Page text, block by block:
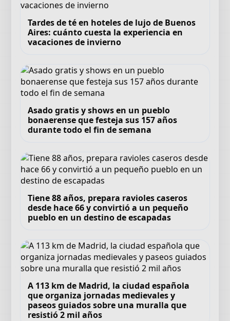
Tardes de té en hoteles de lujo de Buenos
Aires: cuánto cuesta la experiencia en
vacaciones de invierno
Asado gratis y shows en un pueblo
bonaerense que festeja sus 157 años
durante todo el fin de semana
Tiene 88 años, prepara ravioles caseros
desde hace 66 y convirtió a un pequeño
pueblo en un destino de escapadas
A 113 km de Madrid, la ciudad española
que organiza jornadas medievales y
paseos guiados sobre una muralla que
resistió 2 mil años